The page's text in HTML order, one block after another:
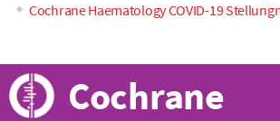
Cochrane Haematology COVID-19
Cochrane